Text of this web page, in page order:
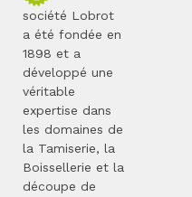
société Lobrot
a été fondée en
1898 et a
développé une
véritable
expertise dans
les domaines de
la Tamiserie, la
Boissellerie et la
découpe de